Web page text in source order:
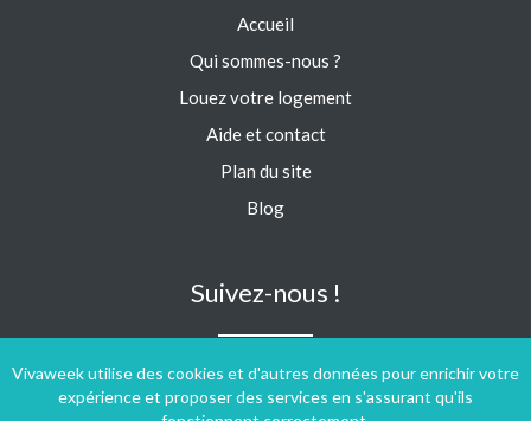
Vivaweek utilise des cookies et d'autres données pour enrichir votre
expérience et proposer des services en s'assurant qu'ils
Accueil
Qui sommes-nous ?
Louez votre logement
Aide et contact
Plan du site
Blog
Suivez-nous !